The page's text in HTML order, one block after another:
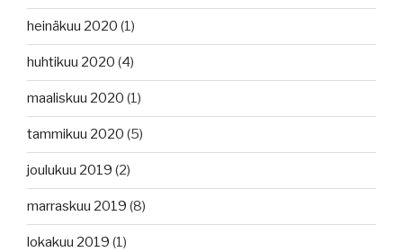
heinäkuu 2020 (1)
huhtikuu 2020 (4)
maaliskuu 2020 (1)
tammikuu 2020 (5)
joulukuu 2019 (2)
marraskuu 2019 (8)
lokakuu 2019 (1)